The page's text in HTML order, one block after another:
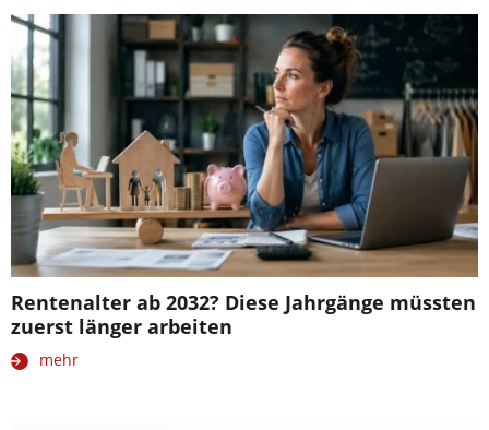
Rentenalter ab 2032? Diese Jahrgänge müssten
zuerst länger arbeiten
mehr